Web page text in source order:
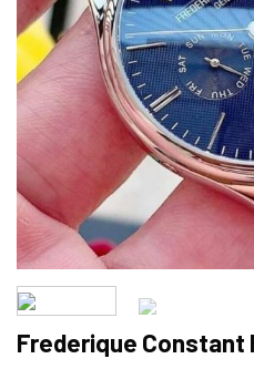
Frederique Constant